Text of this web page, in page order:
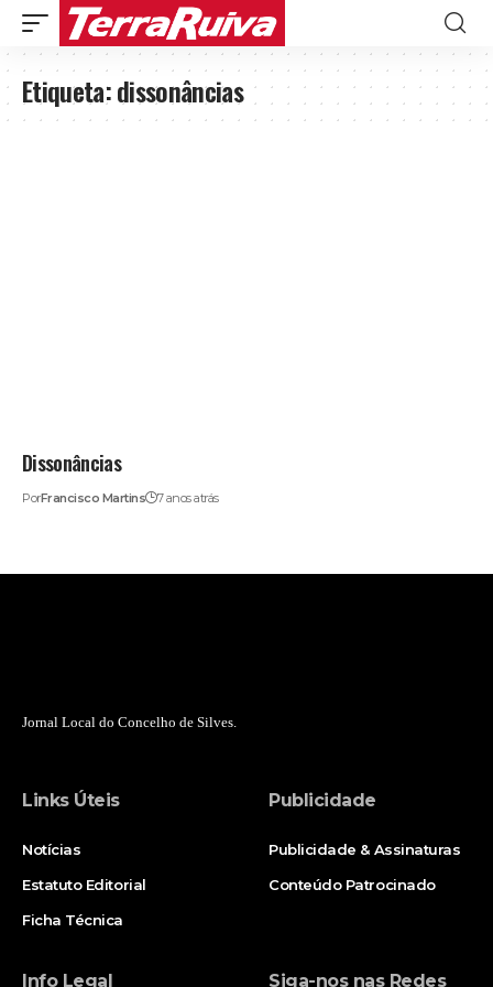
Etiqueta:dissonâncias
Dissonâncias
PorFrancisco Martins 7 anos atrás
Jornal Local do Concelho de Silves.
Links Úteis
Notícias
Estatuto Editorial
Ficha Técnica
Publicidade
Publicidade & Assinaturas
Conteúdo Patrocinado
Info Legal Siga-nos nas Redes